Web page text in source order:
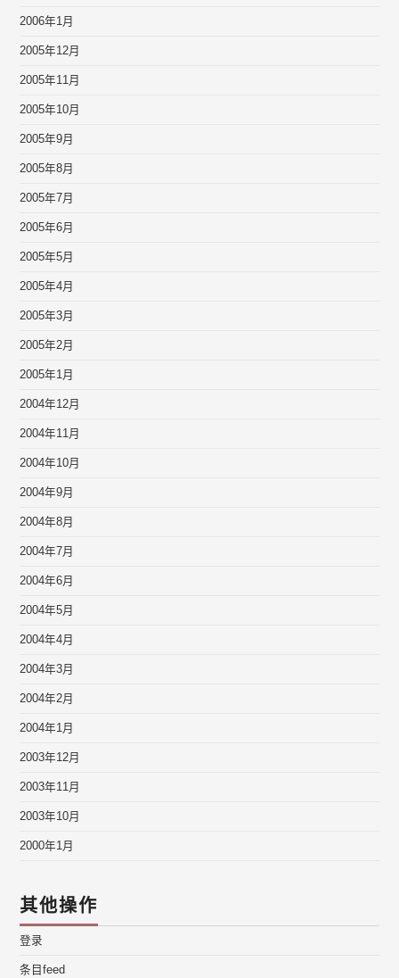
2006年1月
2005年12月
2005年11月
2005年10月
2005年9月
2005年8月
2005年7月
2005年6月
2005年5月
2005年4月
2005年3月
2005年2月
2005年1月
2004年12月
2004年11月
2004年10月
2004年9月
2004年8月
2004年7月
2004年6月
2004年5月
2004年4月
2004年3月
2004年2月
2004年1月
2003年12月
2003年11月
2003年10月
2000年1月
其他操作
登录
条目feed